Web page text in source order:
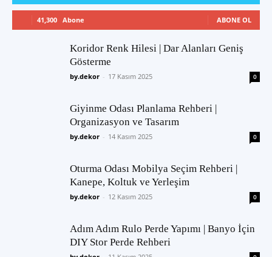
41,300 Abone ABONE OL
Koridor Renk Hilesi | Dar Alanları Geniş
Gösterme
by.dekor - 17 Kasım 2025 0
Giyinme Odası Planlama Rehberi |
Organizasyon ve Tasarım
by.dekor - 14 Kasım 2025 0
Oturma Odası Mobilya Seçim Rehberi |
Kanepe, Koltuk ve Yerleşim
by.dekor - 12 Kasım 2025 0
Adım Adım Rulo Perde Yapımı | Banyo İçin
DIY Stor Perde Rehberi